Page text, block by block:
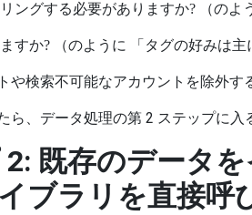
ングする必要がありますか? （のよ
すか? （のように 「タグの好みは
や検索不可能なアカウントを除外す
ら、データ処理の第 2 ステップに入
既存のデータを
ブラリを直接呼